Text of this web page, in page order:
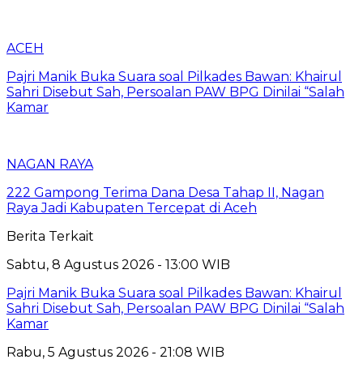
ACEH
Pajri Manik Buka Suara soal Pilkades Bawan: Khairul
Sahri Disebut Sah, Persoalan PAW BPG Dinilai “Salah
Kamar
NAGAN RAYA
222 Gampong Terima Dana Desa Tahap II, Nagan
Raya Jadi Kabupaten Tercepat di Aceh
Berita Terkait
Sabtu, 8 Agustus 2026 - 13:00 WIB
Pajri Manik Buka Suara soal Pilkades Bawan: Khairul
Sahri Disebut Sah, Persoalan PAW BPG Dinilai “Salah
Kamar
Rabu, 5 Agustus 2026 - 21:08 WIB